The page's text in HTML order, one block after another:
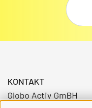
KONTAKT
Globo Activ GmBH